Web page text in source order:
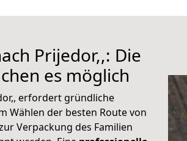
Prijedor,,: Die
es möglich
erfordert gründliche
Wählen der besten Route von
Verpackung des Familien